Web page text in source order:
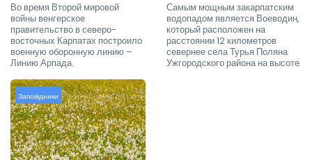
Во время Второй мировой
войны венгерское
правительство в северо-
восточных Карпатах построило
военную оборонную линию –
Линию Арпада.
Самым мощным закарпатским
водопадом является Воеводин,
который расположен на
расстоянии 12 километров
севернее села Турья Поляна
Ужгородского района на высоте
Заповідники